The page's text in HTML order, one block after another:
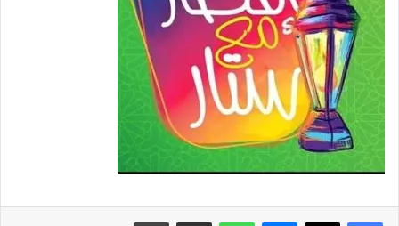
فيسبوك X ماسنجر واتساب مشاركة عبر البريد طباعة